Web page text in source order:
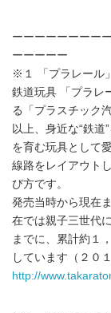
ーーーーーーーー
ーーーーー
※１ 「プラレール
鉄道玩具 「プラレ
る「プラスチック
以上、身近な“鉄道
を育む玩具として
線路をレイアウト
び方です。
発売当時から現在
在では親子三世代
までに、累計約１
しています（２０
http://